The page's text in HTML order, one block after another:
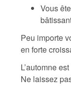
Vous
Peu importe
en forte
L’automne
Ne laissez